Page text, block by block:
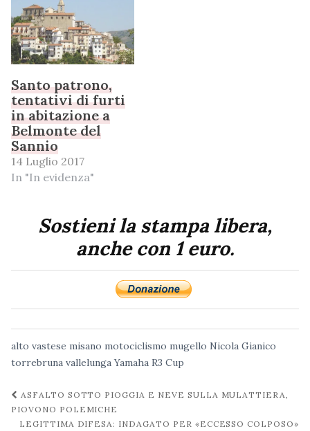
Santo patrono,
tentativi di furti
in abitazione a
Belmonte del
Sannio
14 Luglio 2017
In "In evidenza"
Sostieni la stampa libera,
anche con 1 euro.
alto vastese misano motociclismo mugello Nicola Gianico
torrebruna vallelunga Yamaha R3 Cup
Navigazione
post
ASFALTO SOTTO PIOGGIA E NEVE SULLA MULATTIERA,
PIOVONO POLEMICHE
LEGITTIMA DIFESA: INDAGATO PER «ECCESSO COLPOSO»